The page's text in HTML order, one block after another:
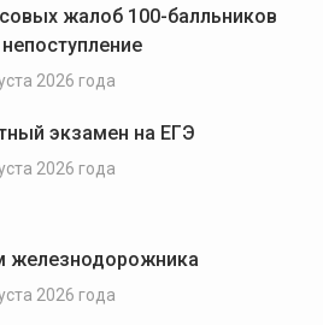
жалоб 100-балльников
2026 года
экзамен на ЕГЭ
2026 года
железнодорожника
2026 года